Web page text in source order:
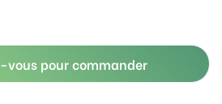
vous pour commander